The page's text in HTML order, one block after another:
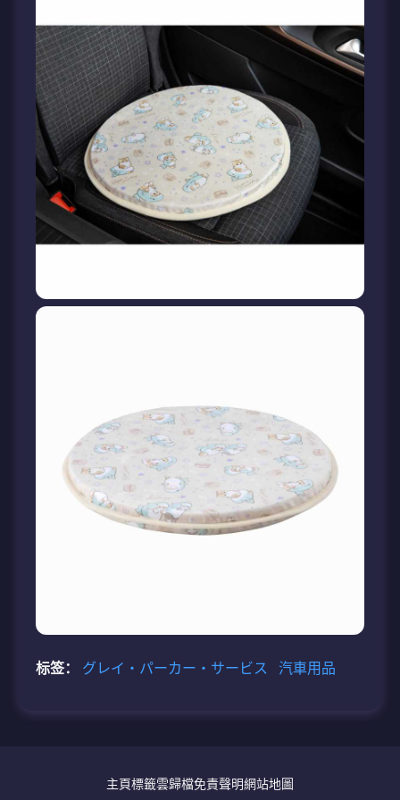
标签： グレイ・パーカー・サービス 汽車用品
主頁標籤雲歸檔免責聲明網站地圖